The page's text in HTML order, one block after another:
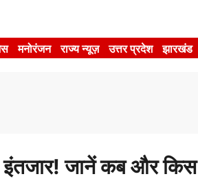
मनोरंजन राज्य न्यूज़ उत्तर प्रदेश झारखंड
जानें कब और